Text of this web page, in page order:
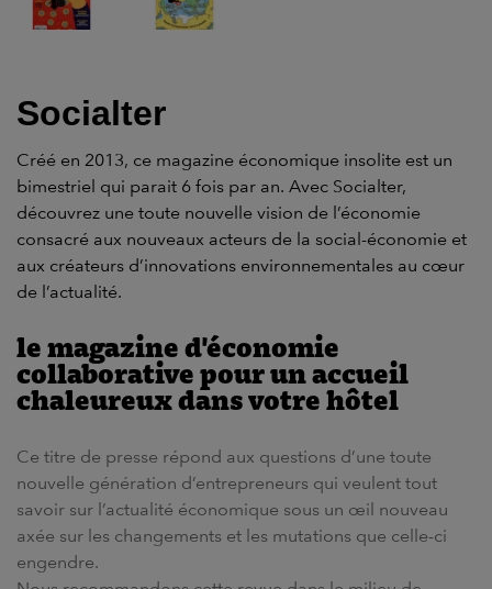
Socialter
Créé en 2013, ce magazine économique insolite est un
bimestriel qui parait 6 fois par an. Avec Socialter,
découvrez une toute nouvelle vision de l’économie
consacré aux nouveaux acteurs de la social-économie et
aux créateurs d’innovations environnementales au cœur
de l’actualité.
le magazine d'économie
collaborative pour un accueil
chaleureux dans votre hôtel
Ce titre de presse répond aux questions d’une toute
nouvelle génération d’entrepreneurs qui veulent tout
savoir sur l’actualité économique sous un œil nouveau
axée sur les changements et les mutations que celle-ci
engendre.